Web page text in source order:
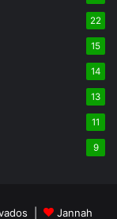
22
15
14
13
11
9
| Jannah